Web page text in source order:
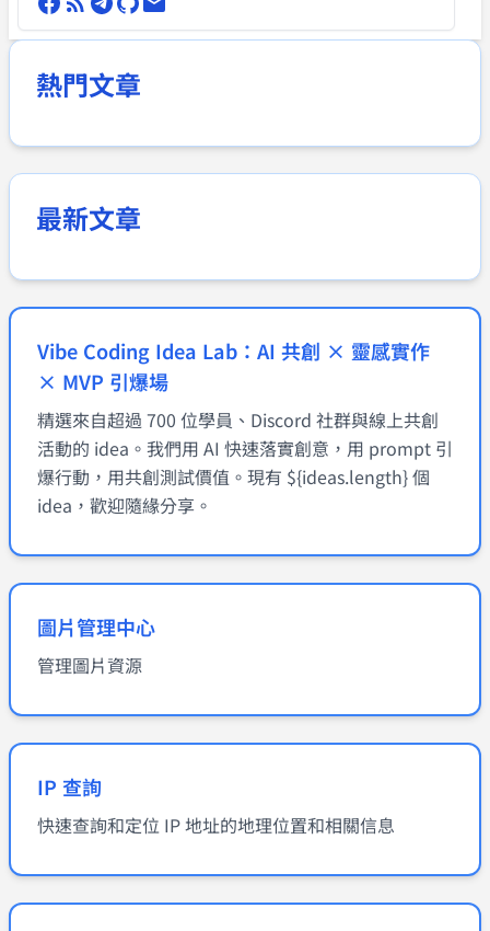
熱門文章
最新文章
Vibe Coding Idea Lab：AI 共創 × 靈感實作
× MVP 引爆場
精選來自超過 700 位學員、Discord 社群與線上共創
活動的 idea。我們用 AI 快速落實創意，用 prompt 引
爆行動，用共創測試價值。現有 ${ideas.length} 個
idea，歡迎隨緣分享。
圖片管理中心
管理圖片資源
IP 查詢
快速查詢和定位 IP 地址的地理位置和相關信息